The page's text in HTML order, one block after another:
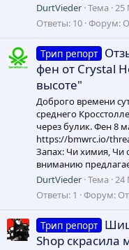
DurtVieder Тема 25
Ответы: 10 Форум:
Трип репорт
фен от Crystal
высоте"
Доброго времени
среднего
через булик. Фен 8
https://bmwrc.io/
Запах: Чи химия, Чи
вниманию
DurtVieder Тема 24
Ответы: 1 Форум:
Трип репорт
Shop скрасила